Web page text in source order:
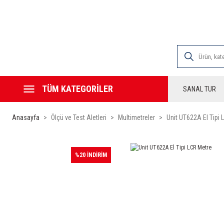
TÜM KATEGORİLER SANAL TUR
Anasayfa Ölçü ve Test Aletleri Multimetreler Unit UT622A El Tipi
%20 İNDİRİM